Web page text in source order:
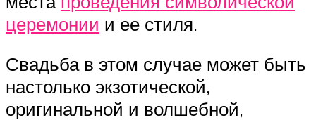
церемонии и ее стиля.
Свадьба в этом случае может быть
настолько экзотической,
оригинальной и волшебной,